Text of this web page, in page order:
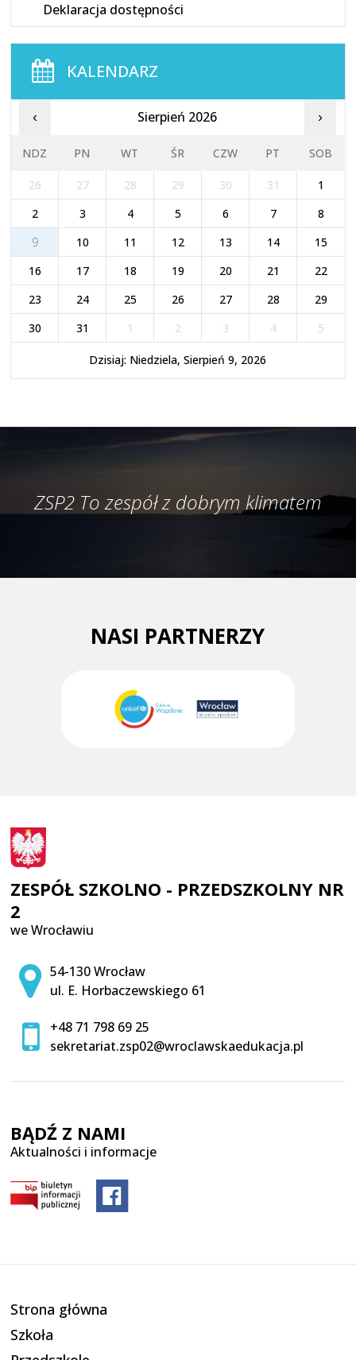
Deklaracja dostępności
KALENDARZ
‹ Sierpień 2026 ›
NDZ PN WT ŚR CZW PT SOB
26 27 28 29 30 31
1
2
3 4 5 6 7
8
9
10 11 12 13 14
15
16
17 18 19 20 21
22
23
24 25 26 27 28
29
30
31 1 2 3 4 5
Dzisiaj: Niedziela, Sierpień 9, 2026
ZSP2 To zespół z dobrym klimatem
NASI PARTNERZY
ZESPÓŁ SZKOLNO - PRZEDSZKOLNY NR
2
we Wrocławiu
Adres pocztowy:
54-130 Wrocław
ul. E. Horbaczewskiego 61
+48 71 798 69 25
sekretariat.zsp02@wroclawskaedukacja.pl
BĄDŹ Z NAMI
Aktualności i informacje
Strona główna
Szkoła